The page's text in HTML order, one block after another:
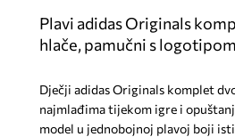
Plavi adidas Originals
hlače, pamučni s logotipom
Dječji adidas Originals komplet
najmlađima tijekom igre i
model u jednobojnoj plavoj boji